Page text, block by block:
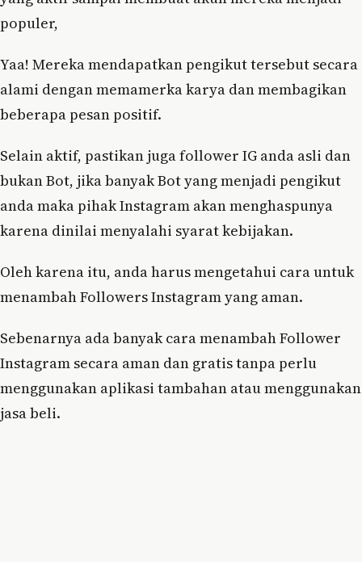
populer,
Yaa! Mereka mendapatkan pengikut tersebut secara
alami dengan memamerka karya dan membagikan
beberapa pesan positif.
Selain aktif, pastikan juga follower IG anda asli dan
bukan Bot, jika banyak Bot yang menjadi pengikut
anda maka pihak Instagram akan menghaspunya
karena dinilai menyalahi syarat kebijakan.
Oleh karena itu, anda harus mengetahui cara untuk
menambah Followers Instagram yang aman.
Sebenarnya ada banyak cara menambah Follower
Instagram secara aman dan gratis tanpa perlu
menggunakan aplikasi tambahan atau menggunakan
jasa beli.